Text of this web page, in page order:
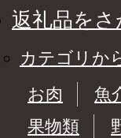
返礼品をさ
カテゴリか
お肉
魚
果物類